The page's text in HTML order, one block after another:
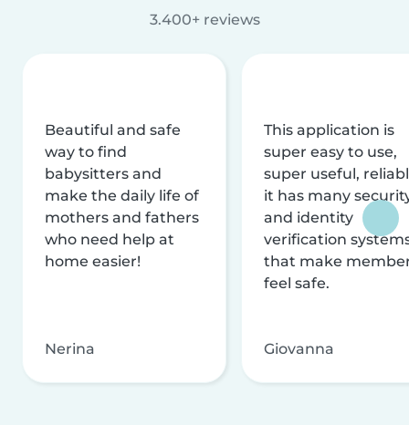
3.400+ reviews
Beautiful and safe
way to find
babysitters and
make the daily life of
mothers and fathers
who need help at
home easier!
Nerina
This application is
super easy to use,
super useful,
it has many
and identity
verification
that make
feel safe.
Giovanna